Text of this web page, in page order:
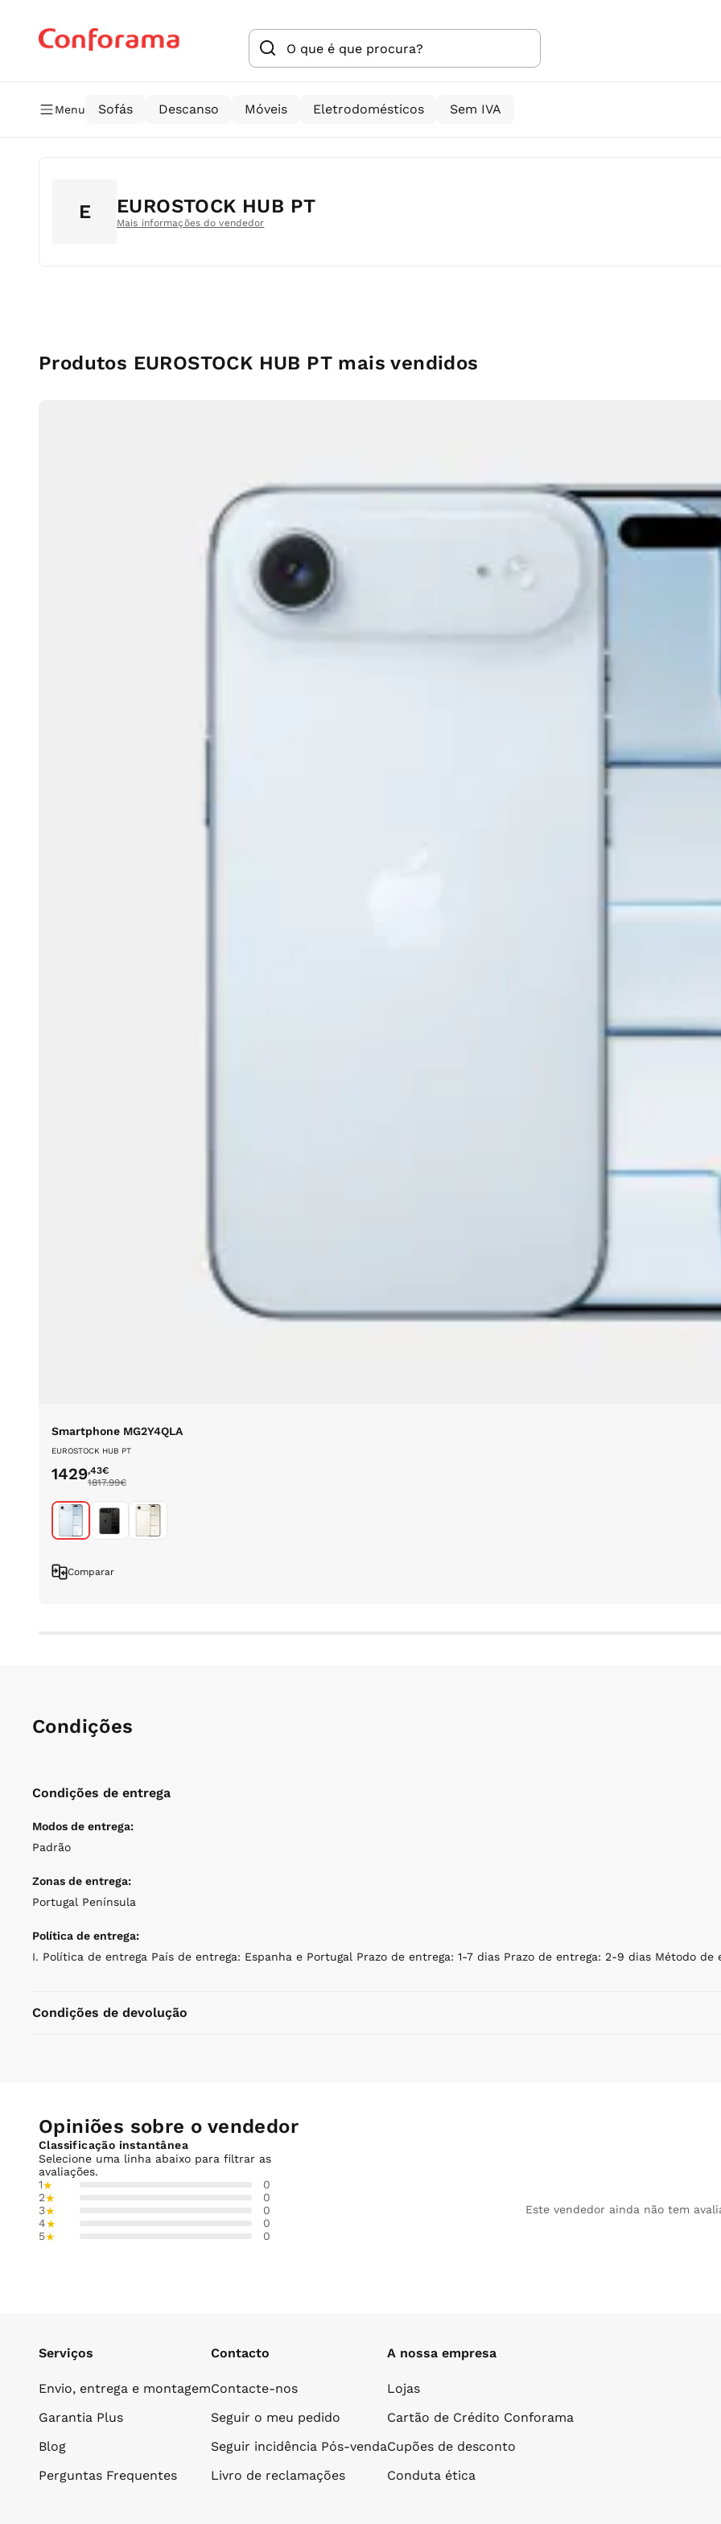
Menu Sofás Descanso Móveis Eletrodomésticos Sem IVA
E EUROSTOCK HUB PT
Mais informações do vendedor
Produtos EUROSTOCK HUB PT mais vendidos
Smartphone MG2Y4QLA
EUROSTOCK HUB PT
1429,43€
1817.99€
Comparar
Condições
Condições de entrega
Modos de entrega:
Padrão
Zonas de entrega:
Portugal Península
Política de entrega:
I. Política de entrega País de entrega: Espanha e Portugal Prazo de entrega: 1-7 dias Prazo de entrega: 2-9 dias Método de
Condições de devolução
Opiniões sobre o vendedor
Classificação instantânea
Selecione uma linha abaixo para filtrar as
avaliações.
1★
0
2★
0
3★
0
4★
0
5★ 0
Este vendedor ainda não tem
Serviços
Envio, entrega e montagem
Garantia Plus
Blog
Perguntas Frequentes
Contacto
Contacte-nos
Seguir o meu pedido
Seguir incidência Pós-venda
Livro de reclamações
A nossa empresa
Lojas
Cartão de Crédito Conforama
Cupões de desconto
Conduta ética